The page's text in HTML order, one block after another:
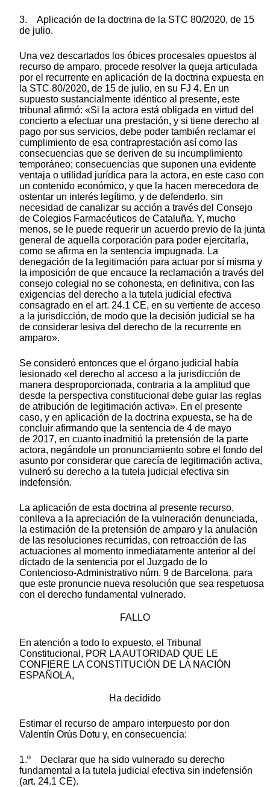
3. Aplicación de la doctrina de la STC 80/2020, de 15
de julio.
Una vez descartados los óbices procesales opuestos al
recurso de amparo, procede resolver la queja articulada
por el recurrente en aplicación de la doctrina expuesta en
la STC 80/2020, de 15 de julio, en su FJ 4. En un
supuesto sustancialmente idéntico al presente, este
tribunal afirmó: «Si la actora está obligada en virtud del
concierto a efectuar una prestación, y si tiene derecho al
pago por sus servicios, debe poder también reclamar el
cumplimiento de esa contraprestación así como las
consecuencias que se deriven de su incumplimiento
temporáneo; consecuencias que suponen una evidente
ventaja o utilidad jurídica para la actora, en este caso con
un contenido económico, y que la hacen merecedora de
ostentar un interés legítimo, y de defenderlo, sin
necesidad de canalizar su acción a través del Consejo
de Colegios Farmacéuticos de Cataluña. Y, mucho
menos, se le puede requerir un acuerdo previo de la junta
general de aquella corporación para poder ejercitarla,
como se afirma en la sentencia impugnada. La
denegación de la legitimación para actuar por sí misma y
la imposición de que encauce la reclamación a través del
consejo colegial no se cohonesta, en definitiva, con las
exigencias del derecho a la tutela judicial efectiva
consagrado en el art. 24.1 CE, en su vertiente de acceso
a la jurisdicción, de modo que la decisión judicial se ha
de considerar lesiva del derecho de la recurrente en
amparo».
Se consideró entonces que el órgano judicial había
lesionado «el derecho al acceso a la jurisdicción de
manera desproporcionada, contraria a la amplitud que
desde la perspectiva constitucional debe guiar las reglas
de atribución de legitimación activa». En el presente
caso, y en aplicación de la doctrina expuesta, se ha de
concluir afirmando que la sentencia de 4 de mayo
de 2017, en cuanto inadmitió la pretensión de la parte
actora, negándole un pronunciamiento sobre el fondo del
asunto por considerar que carecía de legitimación activa,
vulneró su derecho a la tutela judicial efectiva sin
indefensión.
La aplicación de esta doctrina al presente recurso,
conlleva a la apreciación de la vulneración denunciada,
la estimación de la pretensión de amparo y la anulación
de las resoluciones recurridas, con retroacción de las
actuaciones al momento inmediatamente anterior al del
dictado de la sentencia por el Juzgado de lo
Contencioso-Administrativo núm. 9 de Barcelona, para
que este pronuncie nueva resolución que sea respetuosa
con el derecho fundamental vulnerado.
FALLO
En atención a todo lo expuesto, el Tribunal
Constitucional, POR LA AUTORIDAD QUE LE
CONFIERE LA CONSTITUCIÓN DE LA NACIÓN
ESPAÑOLA,
Ha decidido
Estimar el recurso de amparo interpuesto por don
Valentín Orús Dotu y, en consecuencia:
1.º Declarar que ha sido vulnerado su derecho
fundamental a la tutela judicial efectiva sin indefensión
(art. 24.1 CE).